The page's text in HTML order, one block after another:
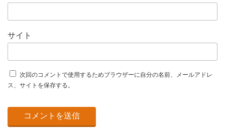
サイト
次回のコメントで使用するためブラウザーに自分の名前、メールアドレ
ス、サイトを保存する。